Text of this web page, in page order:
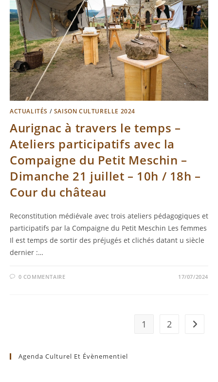
ACTUALITÉS / SAISON CULTURELLE 2024
Aurignac à travers le temps –
Ateliers participatifs avec la
Compaigne du Petit Meschin –
Dimanche 21 juillet – 10h / 18h –
Cour du château
Reconstitution médiévale avec trois ateliers pédagogiques et
participatifs par la Compaigne du Petit Meschin Les femmes
Il est temps de sortir des préjugés et clichés datant u siècle
dernier :…
0 COMMENTAIRE 17/07/2024
1 2 Aller à
Agenda Culturel Et Évènementiel